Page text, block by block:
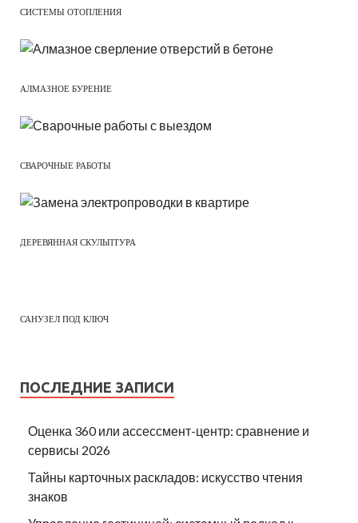
СИСТЕМЫ ОТОПЛЕНИЯ
АЛМАЗНОЕ БУРЕНИЕ
СВАРОЧНЫЕ РАБОТЫ
ДЕРЕВЯННАЯ СКУЛЬПТУРА
САНУЗЕЛ ПОД КЛЮЧ
ПОСЛЕДНИЕ ЗАПИСИ
Оценка 360 или ассессмент-центр: сравнение и
сервисы 2026
Тайны карточных раскладов: искусство чтения
знаков